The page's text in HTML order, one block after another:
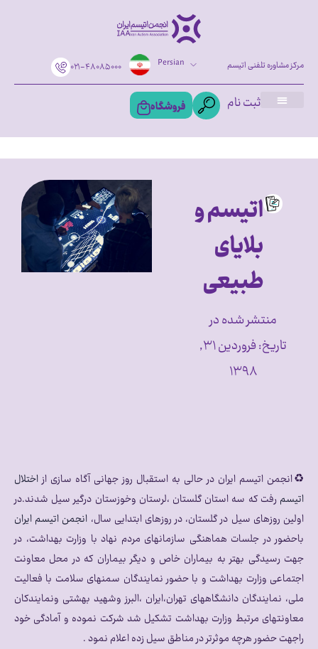
۰۲۱-۴۸۰۸۵۰۰۰ Persian مرکز مشاوره تلفنی اتیسم
ثبت نام فروشگاه
اتیسم و
بلایای
طبیعی
منتشر شده در
تاریخ:
فروردین ۳۱,
۱۳۹۸
♻انجمن اتیسم ایران در حالی به استقبال روز جهانی آگاه سازی ازاختلال
اتیسمرفت که سه استان گلستان ،لرستان وخوزستان درگیر سیل شدند.در
اولین روزهای سیل در گلستان، در روزهای ابتدایی سال، انجمن اتیسم ایران
باحضور در جلسات هماهنگی سازمانهای مردم نهاد با وزارت بهداشت، در
جهت رسیدگی بهتر به بیماران خاص و دیگر بیماران که در محل معاونت
اجتماعی وزارت بهداشت و‌ با حضور نمایندگان سمنهای سلامت با فعالیت
ملی، نمایندگان دانشگاههای تهران،ایران ،البرز وشهید بهشتی و‌نمایندکان
معاونتهای مرتبط وزارت بهداشت تشکیل شد شرکت نموده و آمادگی خود
راجهت حضور هرچه موثرتر در مناطق سیل زده اعلام نمود .